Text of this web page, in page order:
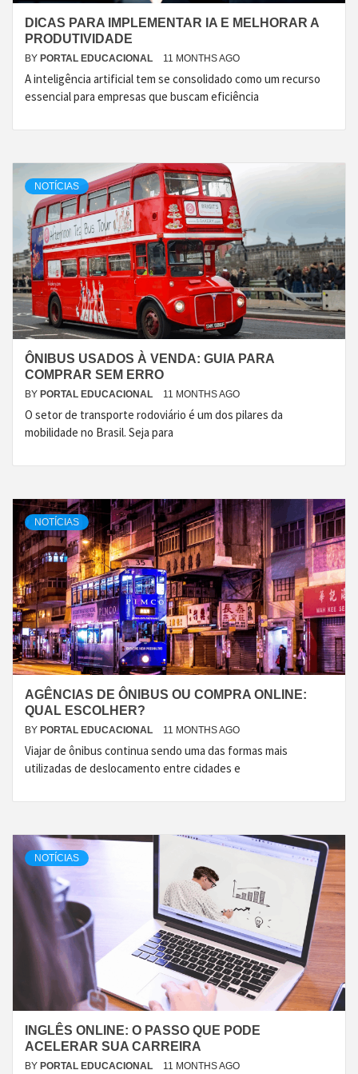
DICAS PARA IMPLEMENTAR IA E MELHORAR A
PRODUTIVIDADE
BY PORTAL EDUCACIONAL 11 MONTHS AGO
A inteligência artificial tem se consolidado como um recurso
essencial para empresas que buscam eficiência
NOTÍCIAS
ÔNIBUS USADOS À VENDA: GUIA PARA
COMPRAR SEM ERRO
BY PORTAL EDUCACIONAL 11 MONTHS AGO
O setor de transporte rodoviário é um dos pilares da
mobilidade no Brasil. Seja para
NOTÍCIAS
AGÊNCIAS DE ÔNIBUS OU COMPRA ONLINE:
QUAL ESCOLHER?
BY PORTAL EDUCACIONAL 11 MONTHS AGO
Viajar de ônibus continua sendo uma das formas mais
utilizadas de deslocamento entre cidades e
NOTÍCIAS
INGLÊS ONLINE: O PASSO QUE PODE
ACELERAR SUA CARREIRA
BY PORTAL EDUCACIONAL 11 MONTHS AGO